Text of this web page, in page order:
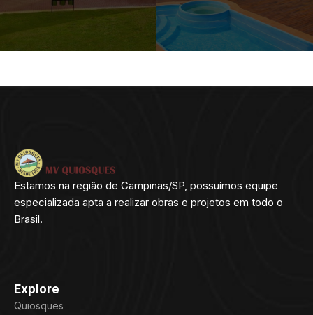
Estamos na região de Campinas/SP, possuímos equipe
especializada apta a realizar obras e projetos em todo o
Brasil.
Explore
Quiosques